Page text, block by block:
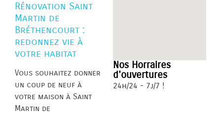
Rénovation Saint
Martin de
Bréthencourt :
redonnez vie à
votre habitat
Vous souhaitez donner
un coup de neuf à
votre maison à Saint
Martin de
Nos Horraires
d'ouvertures
24h/24 - 7j/7 !